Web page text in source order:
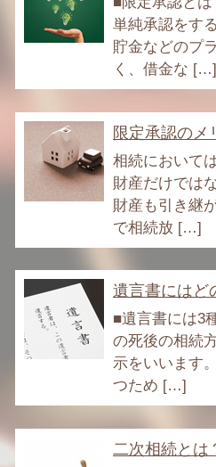
単純承認をす
貯金などのプ
く、借金な […]
限定承認のメ
相続において
財産だけでは
財産も引き継
で相続放 […]
遺言書にはど
■遺言書には3
の死後の相続
示をいいます
つため […]
二次相続とは